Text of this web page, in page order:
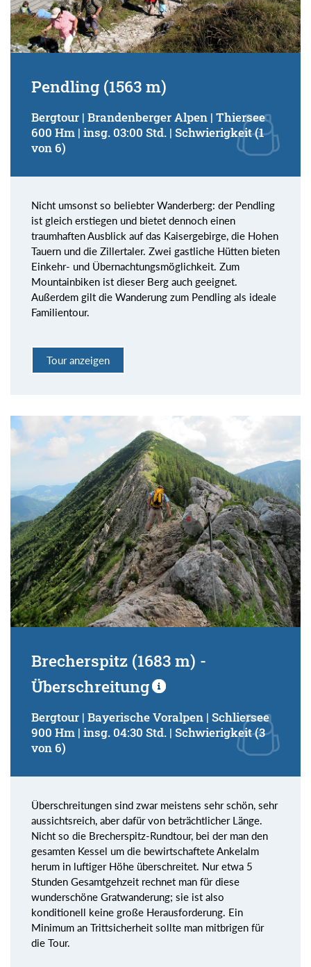
Pendling (1563 m)
Bergtour | Brandenberger Alpen | Thiersee
600 Hm | insg. 03:00 Std. | Schwierigkeit (1
von 6)
Nicht umsonst so beliebter Wanderberg: der Pendling
ist gleich erstiegen und bietet dennoch einen
traumhaften Ausblick auf das Kaisergebirge, die Hohen
Tauern und die Zillertaler. Zwei gastliche Hütten bieten
Einkehr- und Übernachtungsmöglichkeit. Zum
Mountainbiken ist dieser Berg auch geeignet.
Außerdem gilt die Wanderung zum Pendling als ideale
Familientour.
Tour anzeigen
Brecherspitz (1683 m) -
Überschreitung
Bergtour | Bayerische Voralpen | Schliersee
900 Hm | insg. 04:30 Std. | Schwierigkeit (3
von 6)
Überschreitungen sind zwar meistens sehr schön, sehr
aussichtsreich, aber dafür von beträchtlicher Länge.
Nicht so die Brecherspitz-Rundtour, bei der man den
gesamten Kessel um die bewirtschaftete Ankelalm
herum in luftiger Höhe überschreitet. Nur etwa 5
Stunden Gesamtgehzeit rechnet man für diese
wunderschöne Gratwanderung; sie ist also
konditionell keine große Herausforderung. Ein
Minimum an Trittsicherheit sollte man mitbrigen für
die Tour.